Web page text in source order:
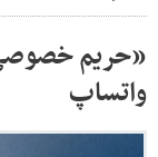
«حریم
واتساپ